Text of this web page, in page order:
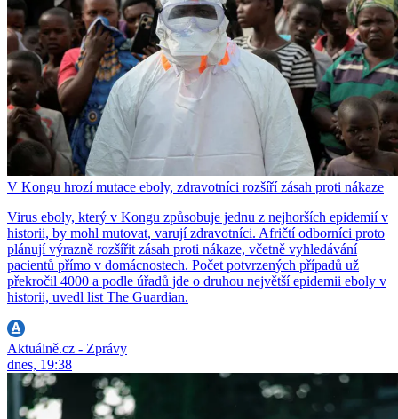
V Kongu hrozí mutace eboly, zdravotníci rozšíří zásah proti nákaze
Virus eboly, který v Kongu způsobuje jednu z nejhorších epidemií v
historii, by mohl mutovat, varují zdravotníci. Afričtí odborníci proto
plánují výrazně rozšířit zásah proti nákaze, včetně vyhledávání
pacientů přímo v domácnostech. Počet potvrzených případů už
překročil 4000 a podle úřadů jde o druhou největší epidemii eboly v
historii, uvedl list The Guardian.
Aktuálně.cz - Zprávy
dnes, 19:38